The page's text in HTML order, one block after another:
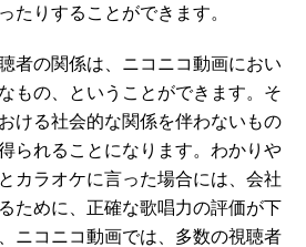
たりすることができます。
者の関係は、ニコニコ動画におい
もの、ということができます。そ
ける社会的な関係を伴わないもの
られることになります。わかりや
カラオケに言った場合には、会社
ために、正確な歌唱力の評価が下
ニコニコ動画では、多数の視聴者